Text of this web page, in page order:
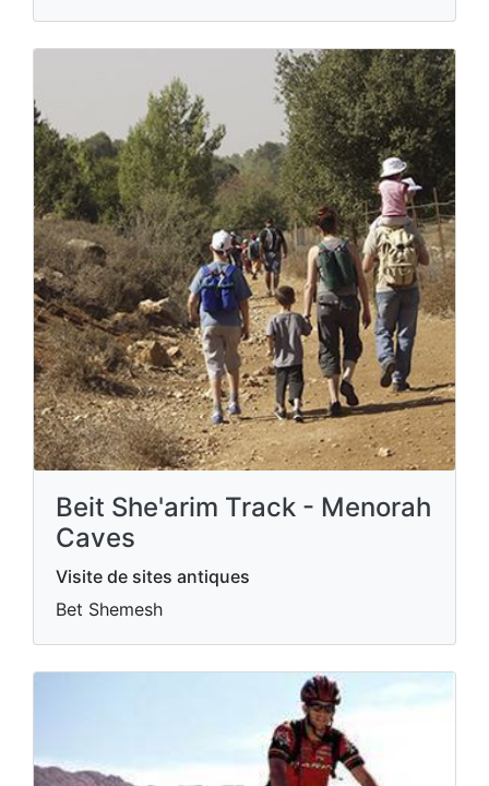
Beit She'arim Track - Menorah
Caves
Visite de sites antiques
Bet Shemesh